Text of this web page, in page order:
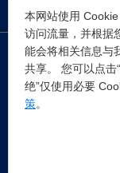
突破所有反Anti-bot机
证，WAF，CC防护和
包括接口地址、请求参
会出现不稳定的情况
香港等境外服务器上
本网站使用
访问流量，并根据
能会将相关信息与
共享。 您可以点击
绝”仅使用必要
策。